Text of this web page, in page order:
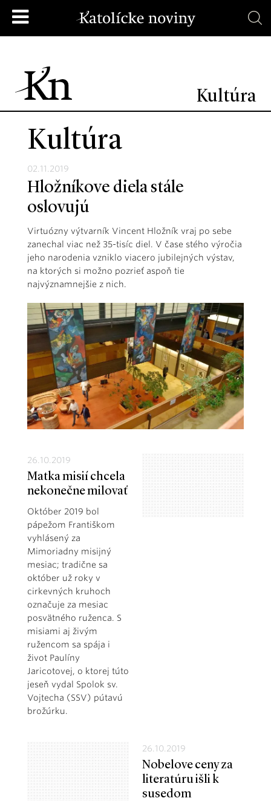
Kultúra
Kultúra
02.11.2019
Hložníkove diela stále
oslovujú
Virtuózny výtvarník Vincent Hložník vraj po sebe
zanechal viac než 35-tisíc diel. V čase stého výročia
jeho narodenia vzniklo viacero jubilejných výstav,
na ktorých si možno pozrieť aspoň tie
najvýznamnejšie z nich.
26.10.2019
Matka misií chcela
nekonečne milovať
Október 2019 bol
pápežom Františkom
vyhlásený za
Mimoriadny misijný
mesiac; tradične sa
október už roky v
cirkevných kruhoch
označuje za mesiac
posvätného ruženca. S
misiami aj živým
ružencom sa spája i
život Paulíny
Jaricotovej, o ktorej túto
jeseň vydal Spolok sv.
Vojtecha (SSV) pútavú
brožúrku.
26.10.2019
Nobelove ceny za
literatúru išli k
susedom